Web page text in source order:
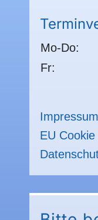
Mo-Do:
Fr:
Impressum
EU